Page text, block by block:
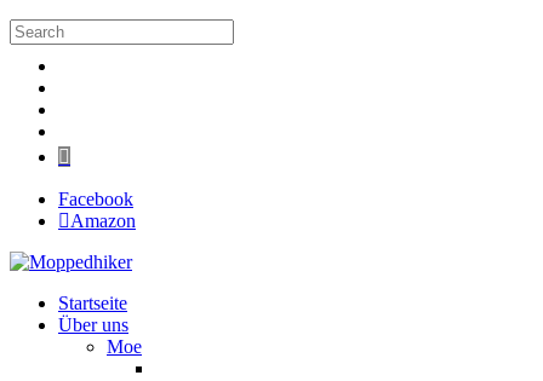
Facebook
Amazon
Startseite
Über uns
Moe